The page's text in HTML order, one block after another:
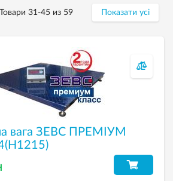
Товари 31-45 из 59 Показати усі
вага ЗЕВС ПРЕМІУМ